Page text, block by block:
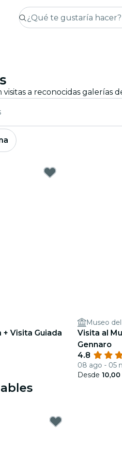
Visita Guiada
Visita al
Gennaro
4.8
08 ago - 05
Desde